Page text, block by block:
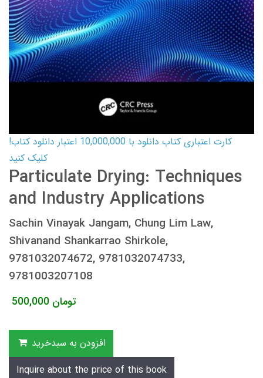
کارت اعتباری کتاب دانلود با 10,000,000 اعتبار دانلود کتاب!
کلیک کنید
Particulate Drying: Techniques
and Industry Applications
Sachin Vinayak Jangam, Chung Lim Law,
Shivanand Shankarrao Shirkole,
9781032074672, 9781032074733,
9781003207108
500,000 تومان
افزودن به سبدخرید
Inquire about the price of this book